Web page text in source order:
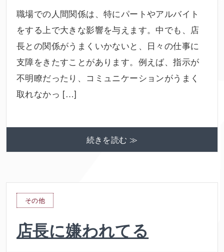
職場での人間関係は、特にパートやアルバイト
をする上で大きな影響を与えます。中でも、店
長との関係がうまくいかないと、日々の仕事に
支障をきたすことがあります。例えば、指示が
不明瞭だったり、コミュニケーションがうまく
取れなかっ […]
続きを読む ≫
その他
店長に嫌われてる